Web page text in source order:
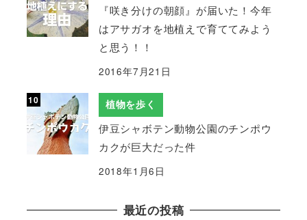
『咲き分けの朝顔』が届いた！今年
はアサガオを地植えで育ててみよう
と思う！！
2016年7月21日
植物を歩く
伊豆シャボテン動物公園のチンポウ
カクが巨大だった件
2018年1月6日
最近の投稿